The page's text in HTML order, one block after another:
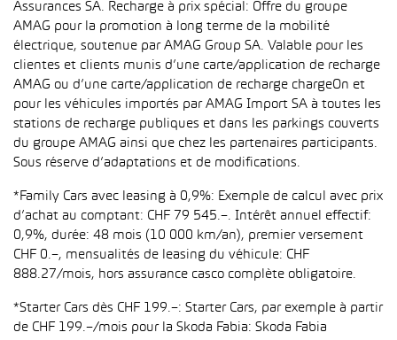
Assurances SA. Recharge à prix spécial: Offre du groupe
AMAG pour la promotion à long terme de la mobilité
électrique, soutenue par AMAG Group SA. Valable pour les
clientes et clients munis d’une carte/application de recharge
AMAG ou d’une carte/application de recharge chargeOn et
pour les véhicules importés par AMAG Import SA à toutes les
stations de recharge publiques et dans les parkings couverts
du groupe AMAG ainsi que chez les partenaires participants.
Sous réserve d’adaptations et de modifications.
*Family Cars avec leasing à 0,9%: Exemple de calcul avec prix
d’achat au comptant: CHF 79 545.–. Intérêt annuel effectif:
0,9%, durée: 48 mois (10 000 km/an), premier versement
CHF 0.–, mensualités de leasing du véhicule: CHF
888.27/mois, hors assurance casco complète obligatoire.
*Starter Cars dès CHF 199.–: Starter Cars, par exemple à partir
de CHF 199.–/mois pour la Skoda Fabia: Skoda Fabia